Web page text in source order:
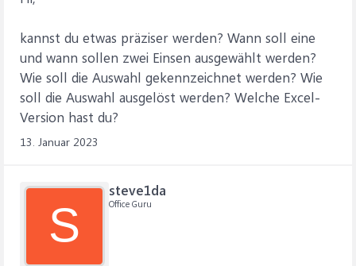
kannst du etwas präziser werden? Wann soll eine
und wann sollen zwei Einsen ausgewählt werden?
Wie soll die Auswahl gekennzeichnet werden? Wie
soll die Auswahl ausgelöst werden? Welche Excel-
Version hast du?
13. Januar 2023
S
steve1da
Office Guru